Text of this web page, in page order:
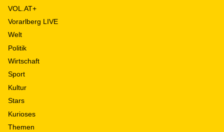
VOL.AT+
Vorarlberg LIVE
Welt
Politik
Wirtschaft
Sport
Kultur
Stars
Kurioses
Themen